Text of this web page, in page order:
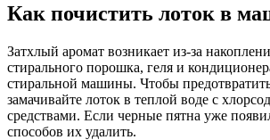
Как почистить лоток в
Затхлый аромат возникает из-за
стирального порошка, геля и
стиральной машины. Чтобы
замачивайте лоток в теплой воде с
средствами. Если черные пятна уже
способов их удалить.